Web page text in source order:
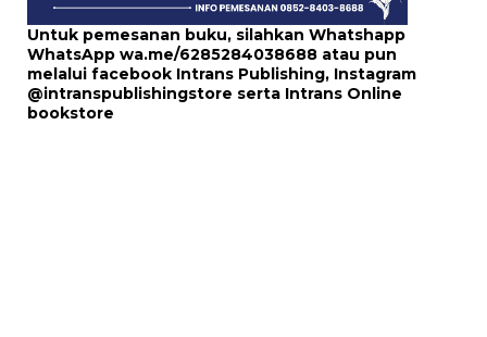
Untuk pemesanan buku, silahkan Whatshapp
WhatsApp wa.me/6285284038688 atau pun
melalui facebook Intrans Publishing, Instagram
@intranspublishingstore serta Intrans Online
bookstore